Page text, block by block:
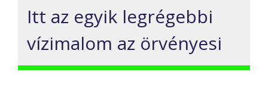
Itt az egyik legrégebbi
vízimalom az örvényesi